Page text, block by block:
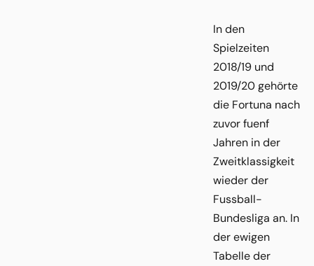
In den
Spielzeiten
2018/19 und
2019/20 gehörte
die Fortuna nach
zuvor fuenf
Jahren in der
Zweitklassigkeit
wieder der
Fussball-
Bundesliga an. In
der ewigen
Tabelle der